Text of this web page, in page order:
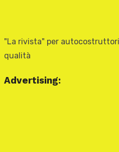
"La rivista" per
qualità
Advertising: